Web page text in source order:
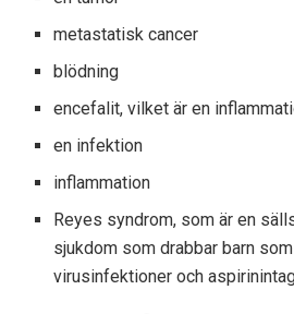
metastatisk cancer
blödning
encefalit, vilket är en
en infektion
inflammation
Reyes syndrom, som är en
sjukdom som drabbar barn
virusinfektioner och